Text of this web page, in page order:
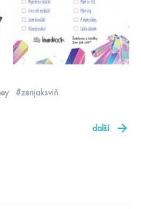
#zenjaksviň
další